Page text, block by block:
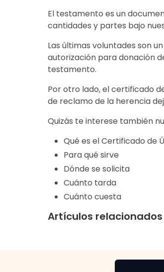
El testamento es un
cantidades y partes bajo
Las últimas voluntades son
autorización para donación
testamento.
Por otro lado, el certificado
de reclamo de la herencia
Quizás te interese también
Qué es el Certificado de
Para qué sirve
Dónde se solicita
Cuánto tarda
Cuánto cuesta
Artículos relacionados